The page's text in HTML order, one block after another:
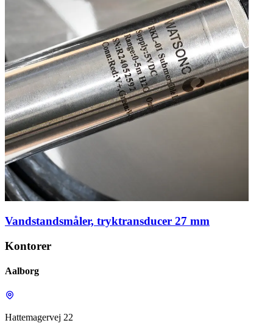
Vandstandsmåler, tryktransducer 27 mm
Kontorer
Aalborg
Hattemagervej 22